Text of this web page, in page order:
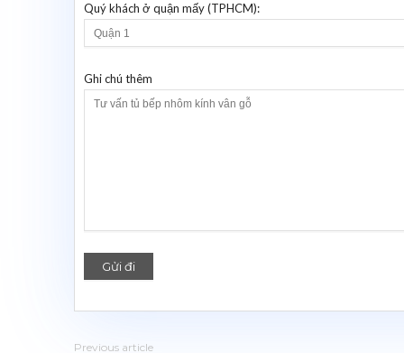
Quý khách ở quận mấy (TPHCM):
Ghi chú thêm
Previous article